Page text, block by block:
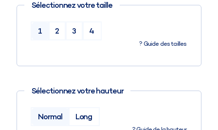
Sélectionnez votre taille
1 2 3 4
?Guide des tailles
Sélectionnez votre hauteur
Normal Long